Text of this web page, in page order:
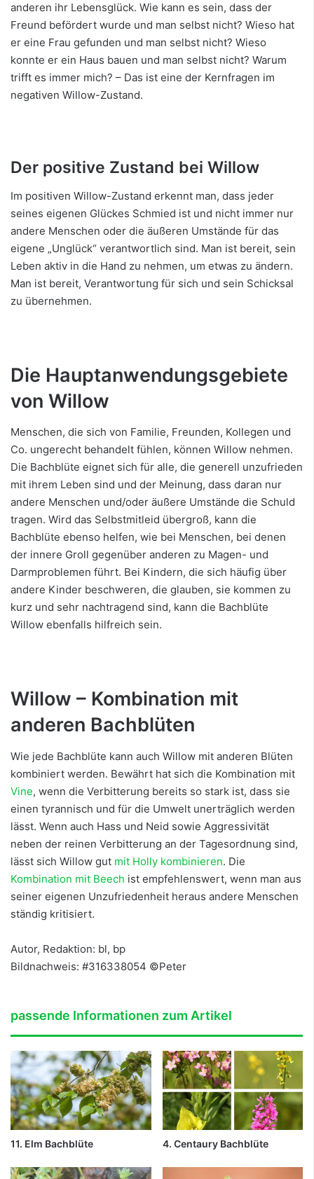
anderen ihr Lebensglück. Wie kann es sein, dass der
Freund befördert wurde und man selbst nicht? Wieso hat
er eine Frau gefunden und man selbst nicht? Wieso
konnte er ein Haus bauen und man selbst nicht? Warum
trifft es immer mich? – Das ist eine der Kernfragen im
negativen Willow-Zustand.
Der positive Zustand bei Willow
Im positiven Willow-Zustand erkennt man, dass jeder
seines eigenen Glückes Schmied ist und nicht immer nur
andere Menschen oder die äußeren Umstände für das
eigene „Unglück“ verantwortlich sind. Man ist bereit, sein
Leben aktiv in die Hand zu nehmen, um etwas zu ändern.
Man ist bereit, Verantwortung für sich und sein Schicksal
zu übernehmen.
Die Hauptanwendungsgebiete
von Willow
Menschen, die sich von Familie, Freunden, Kollegen und
Co. ungerecht behandelt fühlen, können Willow nehmen.
Die Bachblüte eignet sich für alle, die generell unzufrieden
mit ihrem Leben sind und der Meinung, dass daran nur
andere Menschen und/oder äußere Umstände die Schuld
tragen. Wird das Selbstmitleid übergroß, kann die
Bachblüte ebenso helfen, wie bei Menschen, bei denen
der innere Groll gegenüber anderen zu Magen- und
Darmproblemen führt. Bei Kindern, die sich häufig über
andere Kinder beschweren, die glauben, sie kommen zu
kurz und sehr nachtragend sind, kann die Bachblüte
Willow ebenfalls hilfreich sein.
Willow – Kombination mit
anderen Bachblüten
Wie jede Bachblüte kann auch Willow mit anderen Blüten
kombiniert werden. Bewährt hat sich die Kombination mit
Vine, wenn die Verbitterung bereits so stark ist, dass sie
einen tyrannisch und für die Umwelt unerträglich werden
lässt. Wenn auch Hass und Neid sowie Aggressivität
neben der reinen Verbitterung an der Tagesordnung sind,
lässt sich Willow gut mit Holly kombinieren. Die
Kombination mit Beech ist empfehlenswert, wenn man aus
seiner eigenen Unzufriedenheit heraus andere Menschen
ständig kritisiert.
Autor, Redaktion: bl, bp
Bildnachweis: #316338054 ©Peter
passende Informationen zum Artikel
11. Elm Bachblüte 4. Centaury Bachblüte